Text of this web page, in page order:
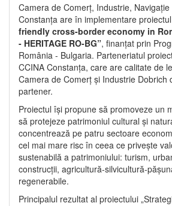
Camera de Comerț, Industrie, Navigație
Constanța are în implementare proiectul
friendly cross-border economy in
- HERITAGE RO-BG”, finanțat prin
România - Bulgaria. Parteneriatul
CCINA Constanța, care are calitate de
Camera de Comerț și Industrie Dobrich
partener.
Proiectul își propune să promoveze un
să protejeze patrimoniul cultural și
concentrează pe patru sectoare
cel mai mare risc în ceea ce privește
sustenabilă a patrimoniului: turism,
construcții, agricultură-silvicultură-
regenerabile.
Principalul rezultat al proiectului